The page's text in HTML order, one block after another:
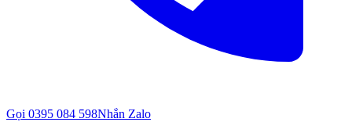
Gọi 0395 084 598Nhắn Zalo